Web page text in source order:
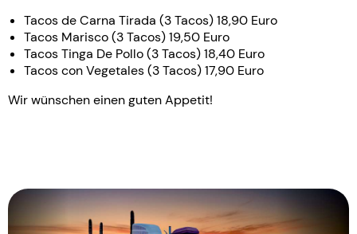
Tacos de Carna Tirada (3 Tacos) 18,90 Euro
Tacos Marisco (3 Tacos) 19,50 Euro
Tacos Tinga De Pollo (3 Tacos) 18,40 Euro
Tacos con Vegetales (3 Tacos) 17,90 Euro
Wir wünschen einen guten Appetit!